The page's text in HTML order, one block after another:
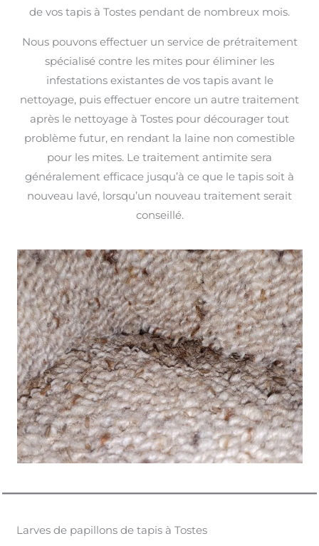
de vos tapis à Tostes pendant de nombreux mois.
Nous pouvons effectuer un service de prétraitement
spécialisé contre les mites pour éliminer les
infestations existantes de vos tapis avant le
nettoyage, puis effectuer encore un autre traitement
après le nettoyage à Tostes pour décourager tout
problème futur, en rendant la laine non comestible
pour les mites. Le traitement antimite sera
généralement efficace jusqu’à ce que le tapis soit à
nouveau lavé, lorsqu’un nouveau traitement serait
conseillé.
Larves de papillons de tapis à Tostes